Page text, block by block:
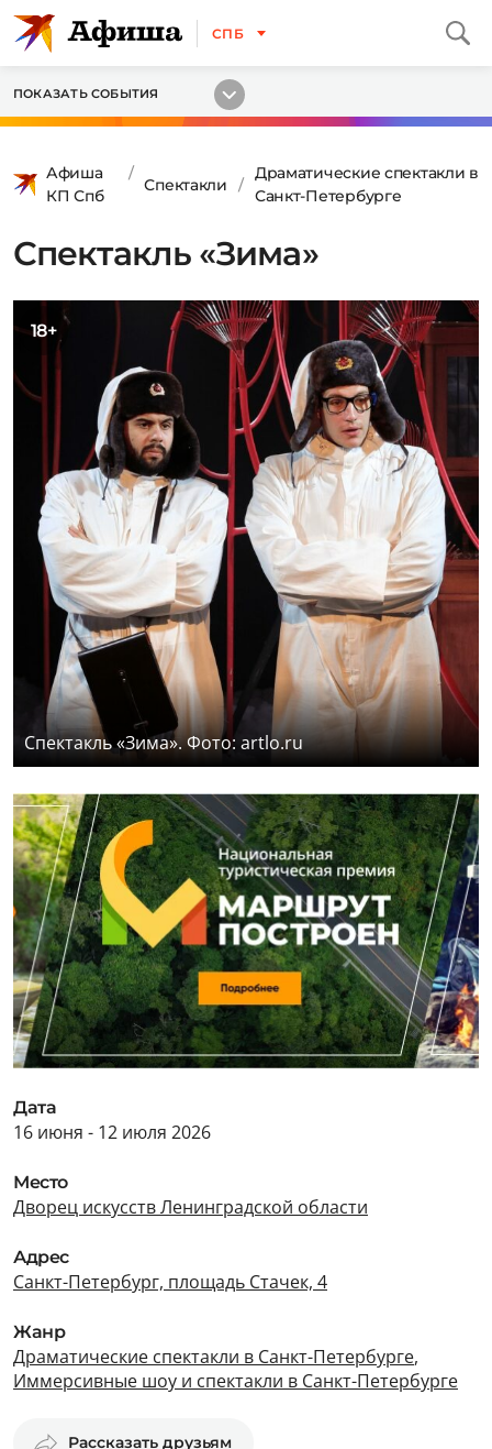
СПБ
ПОКАЗАТЬ СОБЫТИЯ
Афиша
КП Спб
Спектакли
Драматические спектакли в
Санкт-Петербурге
Спектакль «Зима»
18+
Спектакль «Зима». Фото: artlo.ru
Дата
16 июня - 12 июля 2026
Место
Дворец искусств Ленинградской области
Адрес
Санкт-Петербург, площадь Стачек, 4
Жанр
Драматические спектакли в Санкт-Петербурге,
Иммерсивные шоу и спектакли в Санкт-Петербурге
Рассказать друзьям